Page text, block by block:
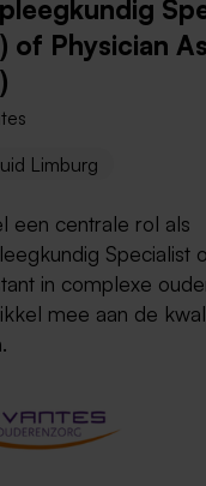
of Physician
Limburg
een centrale rol als
Specialist
in complexe
mee aan de